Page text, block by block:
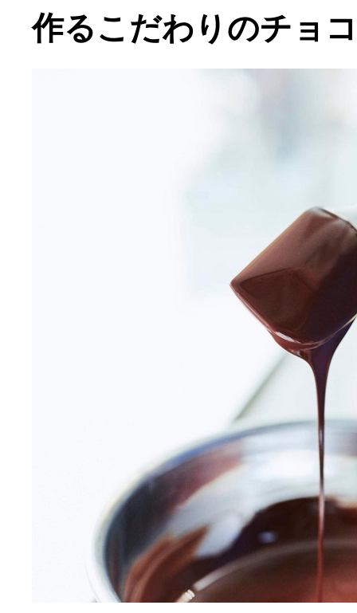
作るこだわりのチョ